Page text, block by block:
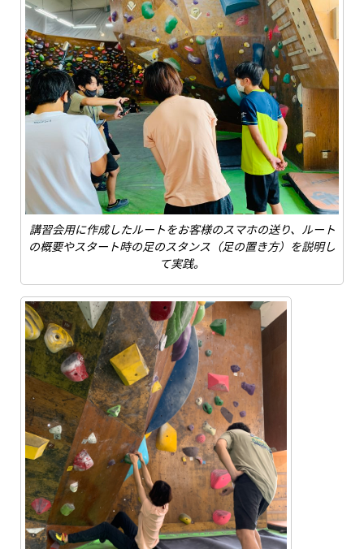
講習会用に作成したルートをお客様のスマホの送り、ルート
の概要やスタート時の足のスタンス（足の置き方）を説明し
て実践。